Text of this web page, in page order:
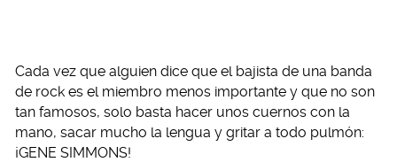
Cada vez que alguien dice que el bajista de una banda
de rock es el miembro menos importante y que no son
tan famosos, solo basta hacer unos cuernos con la
mano, sacar mucho la lengua y gritar a todo pulmón:
¡GENE SIMMONS!